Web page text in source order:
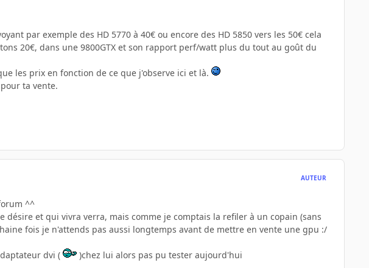
par exemple des HD 5770 à 40€ ou encore des HD 5850 vers les 50€ cela
20€, dans une 9800GTX et son rapport perf/watt plus du tout au goût du
les prix en fonction de ce que j'observe ici et là.
ta vente.
AUTEUR
^^
et qui vivra verra, mais comme je comptais la refiler à un copain (sans
fois je n'attends pas aussi longtemps avant de mettre en vente une gpu :/
dvi (
)chez lui alors pas pu tester aujourd'hui